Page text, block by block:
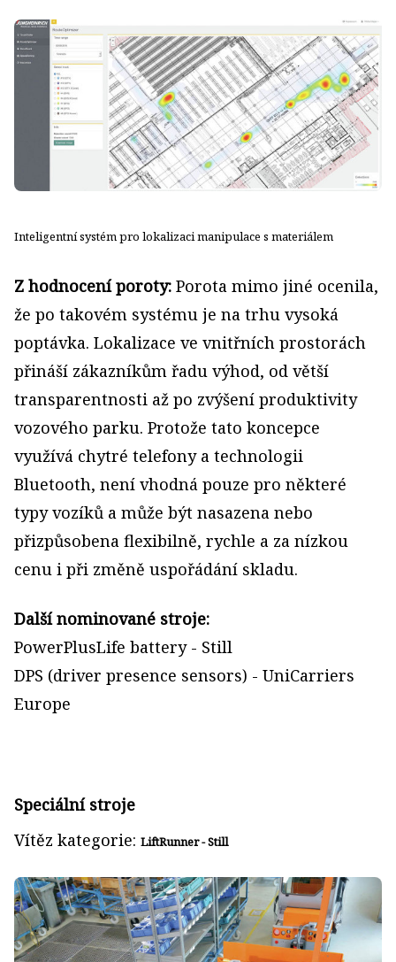
Inteligentní systém pro lokalizaci manipulace s materiálem
Z hodnocení poroty: Porota mimo jiné ocenila,
že po takovém systému je na trhu vysoká
poptávka. Lokalizace ve vnitřních prostorách
přináší zákazníkům řadu výhod, od větší
transparentnosti až po zvýšení produktivity
vozového parku. Protože tato koncepce
využívá chytré telefony a technologii
Bluetooth, není vhodná pouze pro některé
typy vozíků a může být nasazena nebo
přizpůsobena flexibilně, rychle a za nízkou
cenu i při změně uspořádání skladu.
Další nominované stroje:
PowerPlusLife battery - Still
DPS (driver presence sensors) - UniCarriers
Europe
Speciální stroje
Vítěz kategorie: LiftRunner - Still